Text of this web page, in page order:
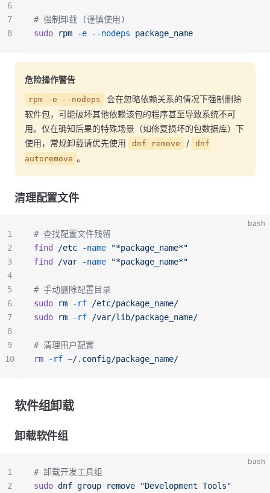
# 强制卸载 (谨慎使用)
sudo rpm -e --nodeps package_name
6
7
8
危险操作警告
rpm -e --nodeps
会在忽略依赖关系的情况下强制删除
软件包，可能破坏其他依赖该包的程序甚至导致系统不可
用。仅在确知后果的特殊场景（如修复损坏的包数据库）下
使用，常规卸载请优先使用
dnf remove /
dnf
autoremove 。
清理配置文件
bash
# 查找配置文件残留
find
/etc -name "*package_name*"
find
/var -name "*package_name*"
# 手动删除配置目录
sudo rm -rf /etc/package_name/
sudo rm -rf /var/lib/package_name/
# 清理用户配置
rm -rf ~/.config/package_name/
1
2
3
4
5
6
7
8
9
10
软件组卸载
卸载软件组
bash
# 卸载开发工具组
sudo dnf group remove "Development Tools"
1
2